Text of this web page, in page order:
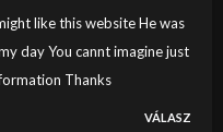
like this website He was
day You cannt imagine just
Thanks
VÁLASZ